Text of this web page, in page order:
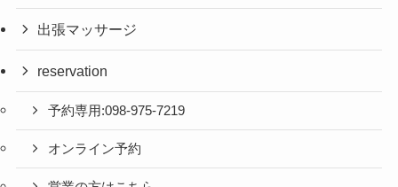
出張マッサージ
reservation
予約専用:098-975-7219
オンライン予約